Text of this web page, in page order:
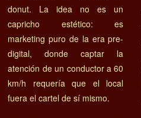
donut. La idea no es un
capricho estético: es
marketing puro de la era pre-
digital, donde captar la
atención de un conductor a 60
km/h requería que el local
fuera el cartel de sí mismo.